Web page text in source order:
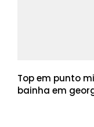
Top em punto
bainha em